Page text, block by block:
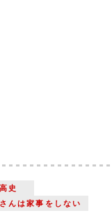
史
んは家事をしない